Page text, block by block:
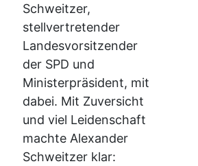
Schweitzer,
stellvertretender
Landesvorsitzender
der SPD und
Ministerpräsident, mit
dabei. Mit Zuversicht
und viel Leidenschaft
machte Alexander
Schweitzer klar: